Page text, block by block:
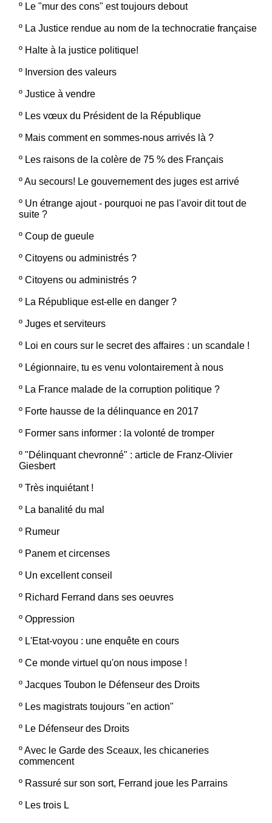
º Le "mur des cons" est toujours debout
º La Justice rendue au nom de la technocratie française
º Halte à la justice politique!
º Inversion des valeurs
º Justice à vendre
º Les vœux du Président de la République
º Mais comment en sommes-nous arrivés là ?
º Les raisons de la colère de 75 % des Français
ºAu secours! Le gouvernement des juges est arrivé
º Un étrange ajout - pourquoi ne pas l'avoir dit tout de
suite ?
º Coup de gueule
º Citoyens ou administrés ?
º Citoyens ou administrés ?
º La République est-elle en danger ?
º Juges et serviteurs
º Loi en cours sur le secret des affaires : un scandale !
º Légionnaire, tu es venu volontairement à nous
º La France malade de la corruption politique ?
º Forte hausse de la délinquance en 2017
º Former sans informer : la volonté de tromper
º "Délinquant chevronné" : article de Franz-Olivier
Giesbert
º Très inquiétant !
º La banalité du mal
º Rumeur
º Panem et circenses
º Un excellent conseil
º Richard Ferrand dans ses oeuvres
º Oppression
º L'Etat-voyou : une enquête en cours
º Ce monde virtuel qu'on nous impose !
º Jacques Toubon le Défenseur des Droits
º Les magistrats toujours "en action"
º Le Défenseur des Droits
ºAvec le Garde des Sceaux, les chicaneries
commencent
º Rassuré sur son sort, Ferrand joue les Parrains
º Les trois L